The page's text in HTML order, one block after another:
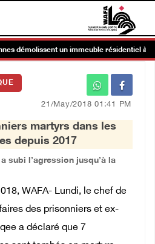
démolissent un immeuble résidentiel à
21/May/2018 01:41 PM
martyrs dans les
depuis 2017
subi l’agression jusqu’à la
WAFA- Lundi, le chef de
des prisonniers et ex-
a déclaré que 7